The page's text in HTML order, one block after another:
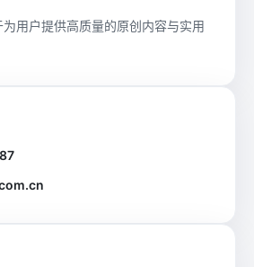
用户提供高质量的原创内容与实用